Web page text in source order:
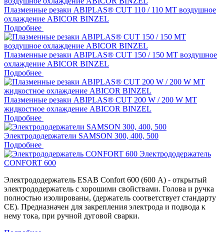
Плазменные резаки ABIPLAS® CUT 110 / 110 МТ воздушное
охлаждение ABICOR BINZEL
Подробнее
Плазменные резаки ABIPLAS® CUT 150 / 150 МТ воздушное
охлаждение ABICOR BINZEL
Подробнее
Плазменные резаки ABIPLAS® CUT 200 W / 200 W МТ
жидкостное охлаждение ABICOR BINZEL
Подробнее
Электрододержатели SAMSON 300, 400, 500
Подробнее
Электрододержатель
CONFORT 600
Электрододержатель ESAB Confort 600 (600 А) - открытый
электрододержатель с хорошими свойствами. Голова и ручка
полностью изолированы, (держатель соответствует стандарту
CE). Предназначен для закрепления электрода и подвода к
нему тока, при ручной дуговой сварки.